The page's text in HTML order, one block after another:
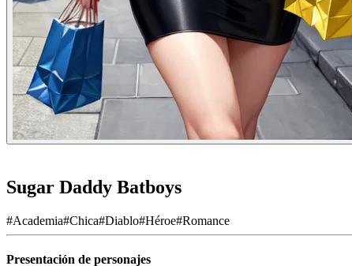
Sugar Daddy Batboys
#Academia#Chica#Diablo#Héroe#Romance
Presentación de personajes